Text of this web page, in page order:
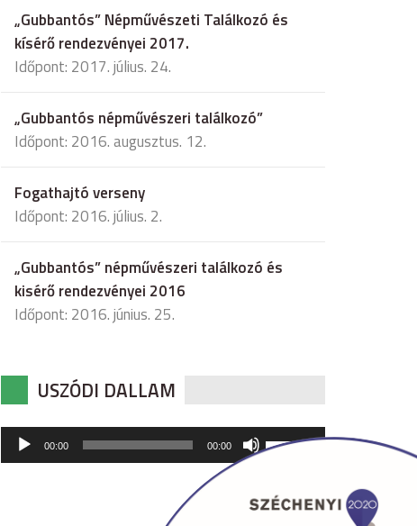
„Gubbantós” Népművészeti Találkozó és
kísérő rendezvényei 2017.
Időpont: 2017. július. 24.
„Gubbantós népművészeri találkozó”
Időpont: 2016. augusztus. 12.
Fogathajtó verseny
Időpont: 2016. július. 2.
„Gubbantós” népművészeri találkozó és
kisérő rendezvényei 2016
Időpont: 2016. június. 25.
USZÓDI DALLAM
Audió
lejátszó
00:00 00:00
hangerő
csökkentéséhez